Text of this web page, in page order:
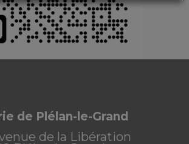
de Plélan-le-Grand
de la Libération